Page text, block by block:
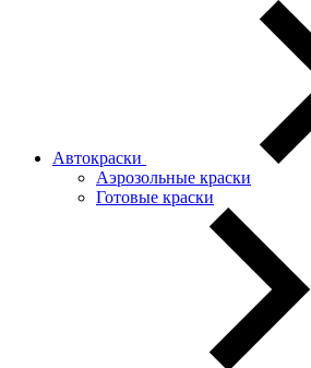
Автокраски
Аэрозольные краски
Готовые краски